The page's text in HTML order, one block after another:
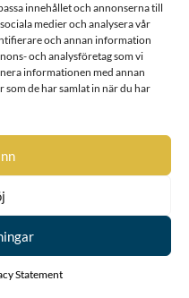
innehållet och annonserna till
medier och analysera vår
och annan information
och analysföretag som vi
informationen med annan
de har samlat in när du har
Statement